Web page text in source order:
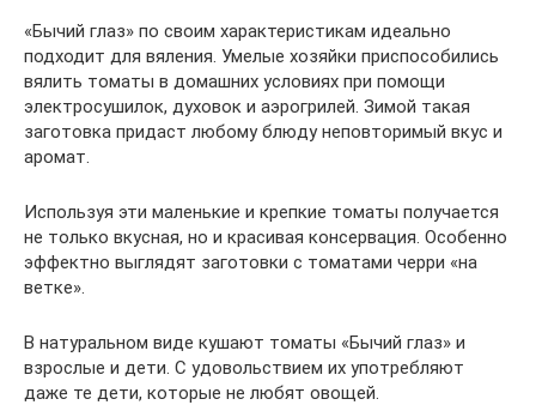
«Бычий глаз» по своим характеристикам идеально
подходит для вяления. Умелые хозяйки приспособились
вялить томаты в домашних условиях при помощи
электросушилок, духовок и аэрогрилей. Зимой такая
заготовка придаст любому блюду неповторимый вкус и
аромат.
Используя эти маленькие и крепкие томаты получается
не только вкусная, но и красивая консервация. Особенно
эффектно выглядят заготовки с томатами черри «на
ветке».
В натуральном виде кушают томаты «Бычий глаз» и
взрослые и дети. С удовольствием их употребляют
даже те дети, которые не любят овощей.